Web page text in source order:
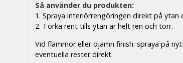
Så använder du produkten:
1. Spraya interiörrengöringen direkt på ytan
2. Torka rent tills ytan är helt ren och torr.
Vid flammor eller ojämn finish: spraya på
eventuella rester direkt.